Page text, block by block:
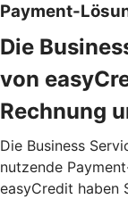
Payment-
Die
von
Rechnung
Die Business
nutzende
easyCredit haben